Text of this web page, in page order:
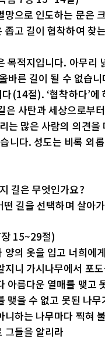
으로 인도하는 문은
고 길이 협착하여 찾
목적지입니다. 아무리
바른 길이 될 수 없습
(14절). ‘협착하다’
은 사탄과 세상으로부
는 많은 사람의 의견
니다. 성도는 비록 외
길은 무엇인가요?
길을 선택하며 살아
15~29절)
의 옷을 입고 너희에
니 가시나무에서 포
아름다운 열매를 맺고
맺을 수 없고 못된 나
하는 나무마다 찍혀
그들을 알리라